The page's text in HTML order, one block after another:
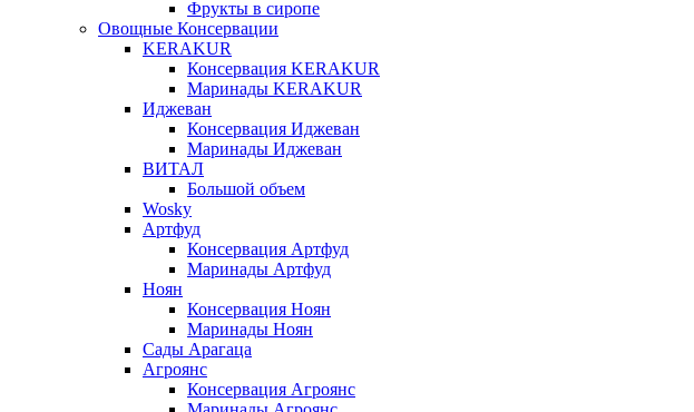
Фрукты в сиропе
Овощные Консервации
KERAKUR
Консервация KERAKUR
Маринады KERAKUR
Иджеван
Консервация Иджеван
Маринады Иджеван
ВИТАЛ
Большой объем
Wosky
Артфуд
Консервация Артфуд
Маринады Артфуд
Ноян
Консервация Ноян
Маринады Ноян
Сады Арагаца
Агроянс
Консервация Агроянс